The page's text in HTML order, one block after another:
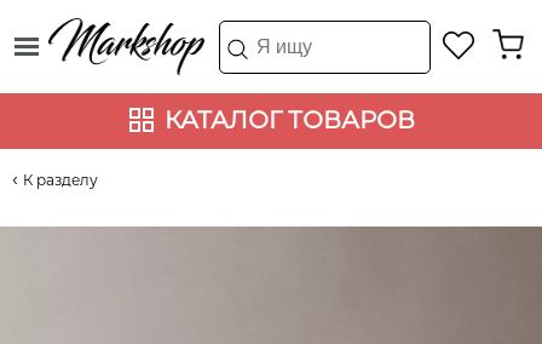
КАТАЛОГ ТОВАРОВ
К разделу